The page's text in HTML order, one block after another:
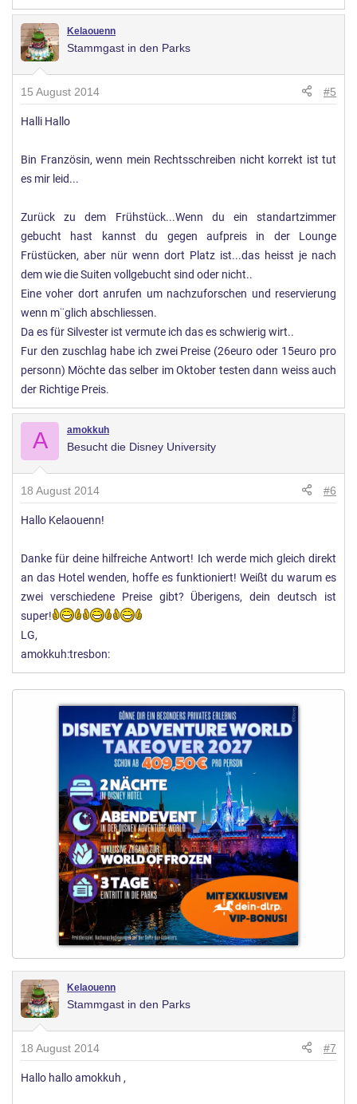
Kelaouenn
Stammgast in den Parks
15 August 2014 #5
Halli Hallo
Bin Französin, wenn mein Rechtsschreiben nicht korrekt ist tut
es mir leid...
Zurück zu dem Frühstück...Wenn du ein standartzimmer
gebucht hast kannst du gegen aufpreis in der Lounge
Früstücken, aber nür wenn dort Platz ist...das heisst je nach
dem wie die Suiten vollgebucht sind oder nicht..
Eine voher dort anrufen um nachzuforschen und reservierung
wenn m¨glich abschliessen.
Da es für Silvester ist vermute ich das es schwierig wirt..
Fur den zuschlag habe ich zwei Preise (26euro oder 15euro pro
personn) Möchte das selber im Oktober testen dann weiss auch
der Richtige Preis.
A amokkuh
Besucht die Disney University
18 August 2014 #6
Hallo Kelaouenn!
Danke für deine hilfreiche Antwort! Ich werde mich gleich direkt
an das Hotel wenden, hoffe es funktioniert! Weißt du warum es
zwei verschiedene Preise gibt? Überigens, dein deutsch ist
super!
LG,
amokkuh:tresbon:
Kelaouenn
Stammgast in den Parks
18 August 2014 #7
Hallo hallo amokkuh ,